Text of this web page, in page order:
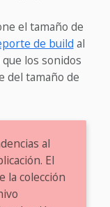
el tamaño de
de build al
los sonidos
del tamaño de
al
El
la colección